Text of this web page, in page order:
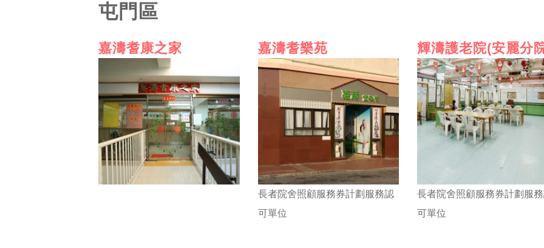
屯門區
嘉濤耆康之家 嘉濤耆樂苑
長者院舍照顧服務券計劃服務認
可單位
輝濤護老院(安麗分
長者院舍照顧服務券計劃服
可單位